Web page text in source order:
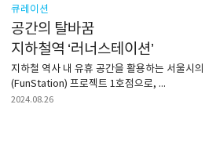
큐레이션
공간의 탈바꿈
지하철역 ‘러너스테이션’
지하철 역사 내 유휴 공간을 활용하는 서울시
(FunStation) 프로젝트 1호점으로, ...
2024.08.26